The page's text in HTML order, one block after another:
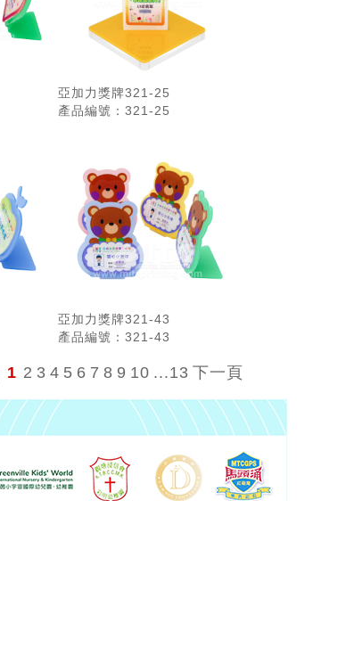
亞加力獎牌321-25
產品編號：321-25
亞加力獎牌321-43
產品編號：321-43
1 2 3 4 5 6 7 8 9 10 ...13 下一頁